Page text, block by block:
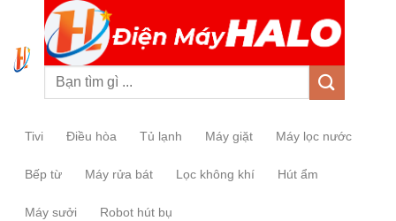
Tivi Điều hòa Tủ lạnh Máy giặt Máy lọc nước
Bếp từ Máy rửa bát Lọc không khí Hút ẩm
Máy sưởi Robot hút bụ